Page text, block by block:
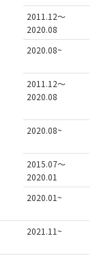
2011.12～
2020.08
2020.08~
2011.12～
2020.08
2020.08~
2015.07～
2020.01
2020.01~
2021.11~